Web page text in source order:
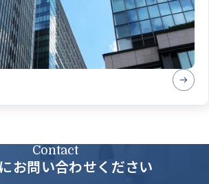
Contact
お問い合わせください